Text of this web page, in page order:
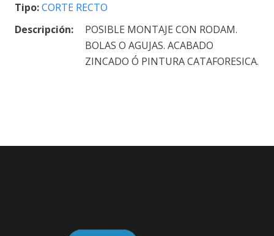
Tipo:CORTE RECTO
Descripción:
POSIBLE MONTAJE CON RODAM.
BOLAS O AGUJAS. ACABADO
ZINCADO Ó PINTURA CATAFORESICA.